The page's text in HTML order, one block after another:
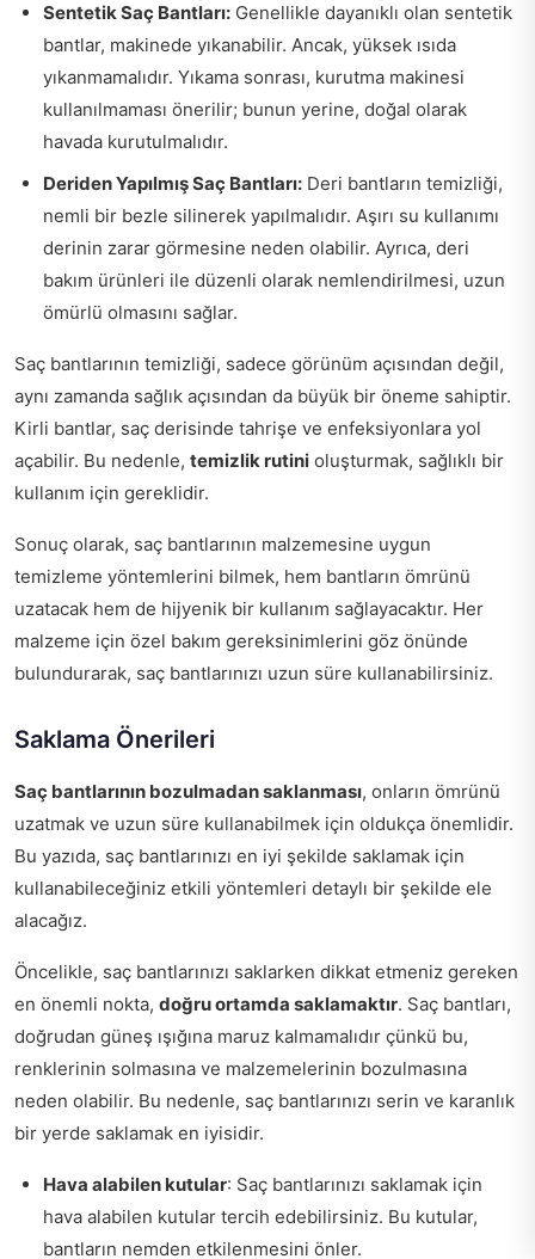
Sentetik Saç Bantları: Genellikle dayanıklı olan sentetik
bantlar, makinede yıkanabilir. Ancak, yüksek ısıda
yıkanmamalıdır. Yıkama sonrası, kurutma makinesi
kullanılmaması önerilir; bunun yerine, doğal olarak
havada kurutulmalıdır.
Deriden Yapılmış Saç Bantları: Deri bantların temizliği,
nemli bir bezle silinerek yapılmalıdır. Aşırı su kullanımı
derinin zarar görmesine neden olabilir. Ayrıca, deri
bakım ürünleri ile düzenli olarak nemlendirilmesi, uzun
ömürlü olmasını sağlar.
Saç bantlarının temizliği, sadece görünüm açısından değil,
aynı zamanda sağlık açısından da büyük bir öneme sahiptir.
Kirli bantlar, saç derisinde tahrişe ve enfeksiyonlara yol
açabilir. Bu nedenle, temizlik rutini oluşturmak, sağlıklı bir
kullanım için gereklidir.
Sonuç olarak, saç bantlarının malzemesine uygun
temizleme yöntemlerini bilmek, hem bantların ömrünü
uzatacak hem de hijyenik bir kullanım sağlayacaktır. Her
malzeme için özel bakım gereksinimlerini göz önünde
bulundurarak, saç bantlarınızı uzun süre kullanabilirsiniz.
Saklama Önerileri
Saç bantlarının bozulmadan saklanması, onların ömrünü
uzatmak ve uzun süre kullanabilmek için oldukça önemlidir.
Bu yazıda, saç bantlarınızı en iyi şekilde saklamak için
kullanabileceğiniz etkili yöntemleri detaylı bir şekilde ele
alacağız.
Öncelikle, saç bantlarınızı saklarken dikkat etmeniz gereken
en önemli nokta, doğru ortamda saklamaktır. Saç bantları,
doğrudan güneş ışığına maruz kalmamalıdır çünkü bu,
renklerinin solmasına ve malzemelerinin bozulmasına
neden olabilir. Bu nedenle, saç bantlarınızı serin ve karanlık
bir yerde saklamak en iyisidir.
Hava alabilen kutular: Saç bantlarınızı saklamak için
hava alabilen kutular tercih edebilirsiniz. Bu kutular,
bantların nemden etkilenmesini önler.